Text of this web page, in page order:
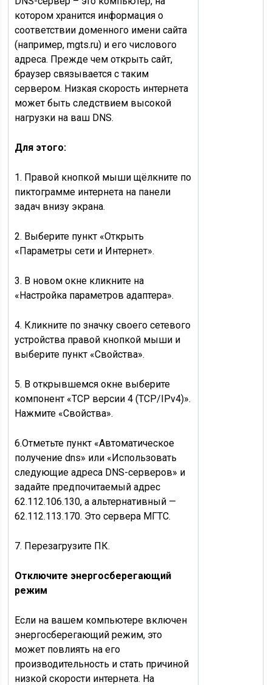
котором хранится информация о
соответствии доменного имени сайта
(например, mgts.ru) и его числового
адреса. Прежде чем открыть сайт,
браузер связывается с таким
сервером. Низкая скорость интернета
может быть следствием высокой
нагрузки на ваш DNS.
Для этого:
1. Правой кнопкой мыши щёлкните по
пиктограмме интернета на панели
задач внизу экрана.
2. Выберите пункт «Открыть
«Параметры сети и Интернет».
3. В новом окне кликните на
«Настройка параметров адаптера».
4. Кликните по значку своего сетевого
устройства правой кнопкой мыши и
выберите пункт «Свойства».
5. В открывшемся окне выберите
компонент «TCP версии 4 (TCP/IPv4)».
Нажмите «Свойства».
6.Отметьте пункт «Автоматическое
получение dns» или «Использовать
следующие адреса DNS-серверов» и
задайте предпочитаемый адрес
62.112.106.130, а альтернативный —
62.112.113.170. Это сервера МГТС.
7. Перезагрузите ПК.
Отключите энергосберегающий
режим
Если на вашем компьютере включен
энергосберегающий режим, это
может повлиять на его
производительность и стать причиной
низкой скорости интернета. На